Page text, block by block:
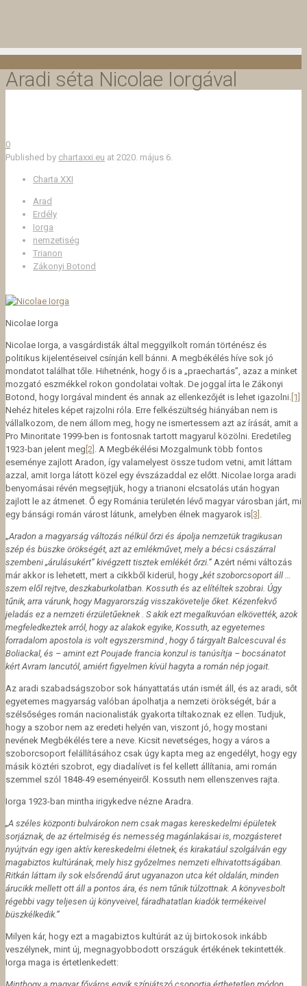
Aradi séta Nicolae Iorgával
0
Published by chartaxxi.eu at 2020. május 6.
Charta XXI
Arad
Erdély
Iorga
nemzetiség
Trianon
Zákonyi Botond
Nicolae Iorga
Nicolae Iorga, a vasgárdisták által meggyilkolt román történész és
politikus kijelentéseivel csínján kell bánni. A megbékélés híve sok jó
mondatot találhat tőle. Hihetnénk, hogy ő is a „praechartás”, azaz a minket
mozgató eszmékkel rokon gondolatai voltak. De joggal írta le Zákonyi
Botond, hogy Iorgával mindent és annak az ellenkezőjét is lehet igazolni. [1]
Nehéz hiteles képet rajzolni róla. Erre felkészültség hiányában nem is
vállalkozom, de nem állom meg, hogy ne ismertessem azt az írását, amit a
Pro Minoritate 1999-ben is fontosnak tartott magyarul közölni. Eredetileg
1923-ban jelent meg [2]
. A Megbékélési Mozgalmunk több fontos
eseménye zajlott Aradon, így valamelyest össze tudom vetni, amit láttam
azzal, amit Iorga látott közel egy évszázaddal ez előtt. Nicolae Iorga aradi
benyomásai révén megsejtjük, hogy a trianoni elcsatolás után hogyan
zajlott le az átmenet. Ő egy Románia területén lévő magyar városban járt, mi
egy bánsági román várost látunk, amelyben élnek magyarok is [3]
„Aradon a magyarság változás nélkül őrzi és ápolja nemzetük tragikusan
szép és büszke örökségét, azt az emlékművet, mely a bécsi császárral
szembeni „árulásukért” kivégzett tisztek emlékét őrzi.” Azért némi változás
már akkor is lehetett, mert a cikkből kiderül, hogy „két szoborcsoport áll …
szem elől rejtve, deszkaburkolatban. Kossuth és az elítéltek szobrai. Úgy
tűnik, arra várunk, hogy Magyarország visszakövetelje őket. Kézenfekvő
jeladás ez a nemzeti érzületűeknek . S akik ezt megalkuvóan elkövették, azok
megfeledkeztek arról, hogy az alakok egyike, Kossuth, az egyetemes
forradalom apostola is volt egyszersmind , hogy ő tárgyalt Balcescuval és
Boliackal, és – amint ezt Poujade francia konzul is tanúsítja – bocsánatot
kért Avram Iancutól, amiért figyelmen kívül hagyta a román nép jogait.
Az aradi szabadságszobor sok hányattatás után ismét áll, és az aradi, sőt
egyetemes magyarság valóban ápolhatja a nemzeti örökségét, bár a
szélsőséges román nacionalisták gyakorta tiltakoznak ez ellen. Tudjuk,
hogy a szobor nem az eredeti helyén van, viszont jó, hogy mostani
nevének Megbékélés tere a neve. Kicsit nevetséges, hogy a város a
szoborcsoport felállításához csak úgy kapta meg az engedélyt, hogy egy
másik köztéri szobrot, egy diadalívet is fel kellett állítania, ami román
szemmel szól 1848-49 eseményeiről. Kossuth nem ellenszenves rajta.
Iorga 1923-ban mintha irigykedve nézne Aradra.
„A széles központi bulvárokon nem csak magas kereskedelmi épületek
sorjáznak, de az értelmiség és nemesség magánlakásai is, mozgásteret
nyújtván egy igen aktív kereskedelmi életnek, és kirakatául szolgálván egy
magabiztos kultúrának, mely hisz győzelmes nemzeti elhivatottságában.
Ritkán láttam ily sok elsőrendű árut ugyanazon utca két oldalán, minden
árucikk mellett ott áll a pontos ára, és nem tűnik túlzottnak. A könyvesbolt
régebbi vagy teljesen új könyveivel, fáradhatatlan kiadók termékeivel
büszkélkedik.”
Milyen kár, hogy ezt a magabiztos kultúrát az új birtokosok inkább
veszélynek, mint új, megnagyobbodott országuk értékének tekintették.
Iorga maga is értetlenkedett: